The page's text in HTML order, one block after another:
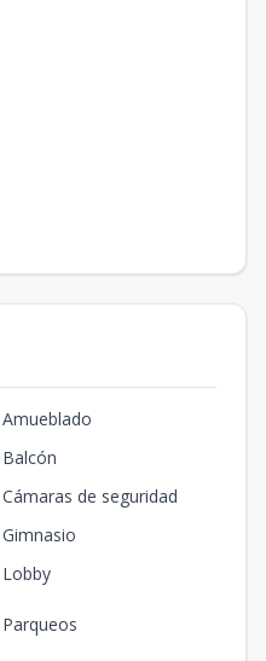
Amueblado
Balcón
Cámaras de seguridad
Gimnasio
Lobby
Parqueos